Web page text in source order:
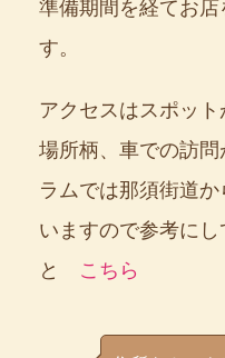
準備期間を経てお
す。
アクセスはスポッ
場所柄、車での訪
ラムでは那須街道
いますので参考に
と こちら